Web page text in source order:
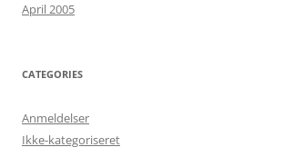
April 2005
CATEGORIES
Anmeldelser
Ikke-kategoriseret